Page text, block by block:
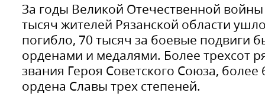
За годы Великой Отечественной
тысяч жителей Рязанской области
погибло, 70 тысяч за боевые подвиги
орденами и медалями. Более трехсот
звания Героя Советского Союза, более
ордена Славы трех степеней.